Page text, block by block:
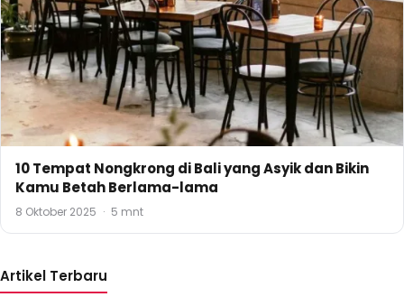
10 Tempat Nongkrong di Bali yang Asyik dan Bikin
Kamu Betah Berlama-lama
8 Oktober 2025 · 5 mnt
Artikel Terbaru